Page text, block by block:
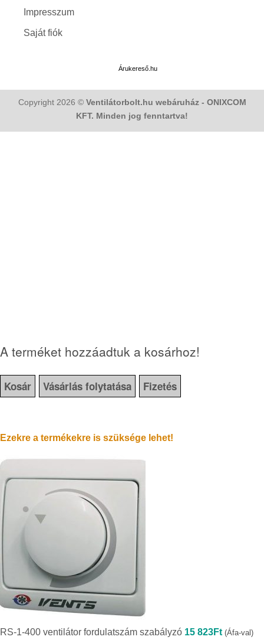
Impresszum
Saját fiók
Árukereső.hu
Copyright 2026 © Ventilátorbolt.hu webáruház - ONIXCOM
KFT. Minden jog fenntartva!
A terméket hozzáadtuk a kosárhoz!
Kosár Vásárlás folytatása Fizetés
Ezekre a termékekre is szüksége lehet!
RS-1-400 ventilátor fordulatszám szabályzó 15 823Ft (Áfa-val)